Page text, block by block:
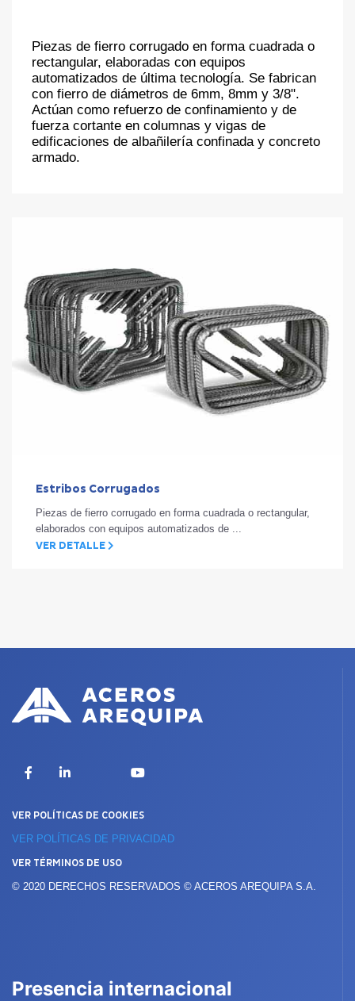
Piezas de fierro corrugado en forma cuadrada o
rectangular, elaboradas con equipos
automatizados de última tecnología. Se fabrican
con fierro de diámetros de 6mm, 8mm y 3/8".
Actúan como refuerzo de confinamiento y de
fuerza cortante en columnas y vigas de
edificaciones de albañilería confinada y concreto
armado.
Estribos Corrugados
Piezas de fierro corrugado en forma cuadrada o rectangular,
elaborados con equipos automatizados de ...
VER DETALLE
FacebookLinkedIn YouTube
VER POLÍTICAS DE COOKIES
VER POLÍTICAS DE PRIVACIDAD
VER TÉRMINOS DE USO
© 2020 DERECHOS RESERVADOS © ACEROS AREQUIPA S.A.
Presencia internacional